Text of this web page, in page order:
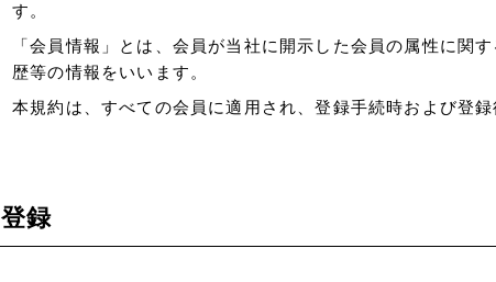
す。
「会員情報」とは、会員が当社に開示した会員の属性に関
歴等の情報をいいます。
本規約は、すべての会員に適用され、登録手続時および登録
登録